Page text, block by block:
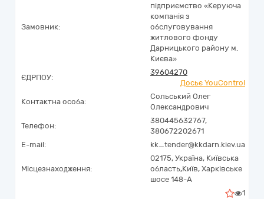
Замовник:
підприємство «Керуюча
компанія з
обслуговування
житлового фонду
Дарницького району м.
Києва»
ЄДРПОУ:
39604270
Досьє YouControl
Контактна особа:
Сольський Олег
Олександрович
Телефон:
380445632767,
380672202671
E-mail:
kk_tender@kkdarn.kiev.ua
Місцезнаходження:
02175, Україна, Київська
область,Київ, Харківське
шосе 148-А
1